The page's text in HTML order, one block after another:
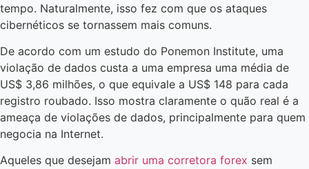
tempo. Naturalmente, isso fez com que os ataques
cibernéticos se tornassem mais comuns.
De acordo com um estudo do Ponemon Institute, uma
violação de dados custa a uma empresa uma média de
US$ 3,86 milhões, o que equivale a US$ 148 para cada
registro roubado. Isso mostra claramente o quão real é a
ameaça de violações de dados, principalmente para quem
negocia na Internet.
Aqueles que desejam abrir uma corretora forex sem